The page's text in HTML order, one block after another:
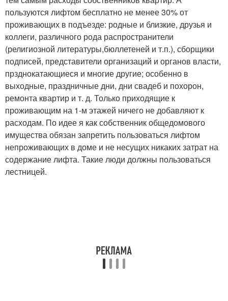
пользуются лифтом бесплатно не менее 30% от
проживающих в подъезде: родные и близкие, друзья и
коллеги, различного рода распространители
(религиозной литературы,бюллетеней и т.п.), сборщики
подписей, представители организаций и органов власти,
прзднокатающиеся и многие другие; особенно в
выходные, праздничные дни, дни свадеб и похорон,
ремонта квартир и т. д. Только приходящие к
проживающим на 1-м этажей ничего не добавляют к
расходам. По идее я как собственник общедомового
имущества обязан запретить пользоваться лифтом
непроживающих в доме и не несущих никаких затрат на
содержание лифта. Такие люди должны пользоваться
лестницей.